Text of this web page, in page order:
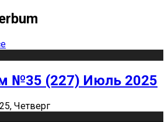
№35 (227) Июль 2025
Четверг